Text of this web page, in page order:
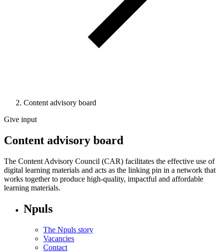
Content advisory board
Give input
Content advisory board
The Content Advisory Council (CAR) facilitates the effective use of
digital learning materials and acts as the linking pin in a network that
works together to produce high-quality, impactful and affordable
learning materials.
Npuls
The Npuls story
Vacancies
Contact